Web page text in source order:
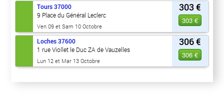
303 €
303 €
Tours 37000
9 Place du Général Leclerc
Ven 09 et Sam 10 Octobre
306 €
306 €
Loches 37600
1 rue Viollet le Duc ZA de Vauzelles
Lun 12 et Mar 13 Octobre